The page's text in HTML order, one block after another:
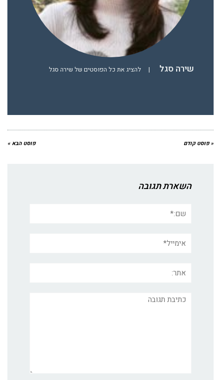
שירה סגל | להציג את כל הפוסטים של שירה סגל
« פוסט קודם פוסט הבא »
השארת תגובה
תגובה